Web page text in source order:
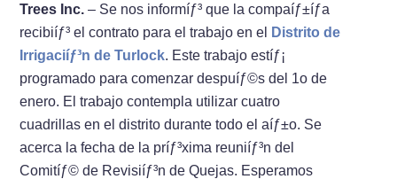
Trees Inc. – Se nos informíƒ³ que la compaíƒ±íƒ­a
recibiíƒ³ el contrato para el trabajo en el
Distrito de
Irrigaciíƒ³n de Turlock. Este trabajo estíƒ¡
programado para comenzar despuíƒ©s del 1o de
enero. El trabajo contempla utilizar cuatro
cuadrillas en el distrito durante todo el aíƒ±o. Se
acerca la fecha de la príƒ³xima reuniíƒ³n del
Comitíƒ© de Revisiíƒ³n de Quejas. Esperamos